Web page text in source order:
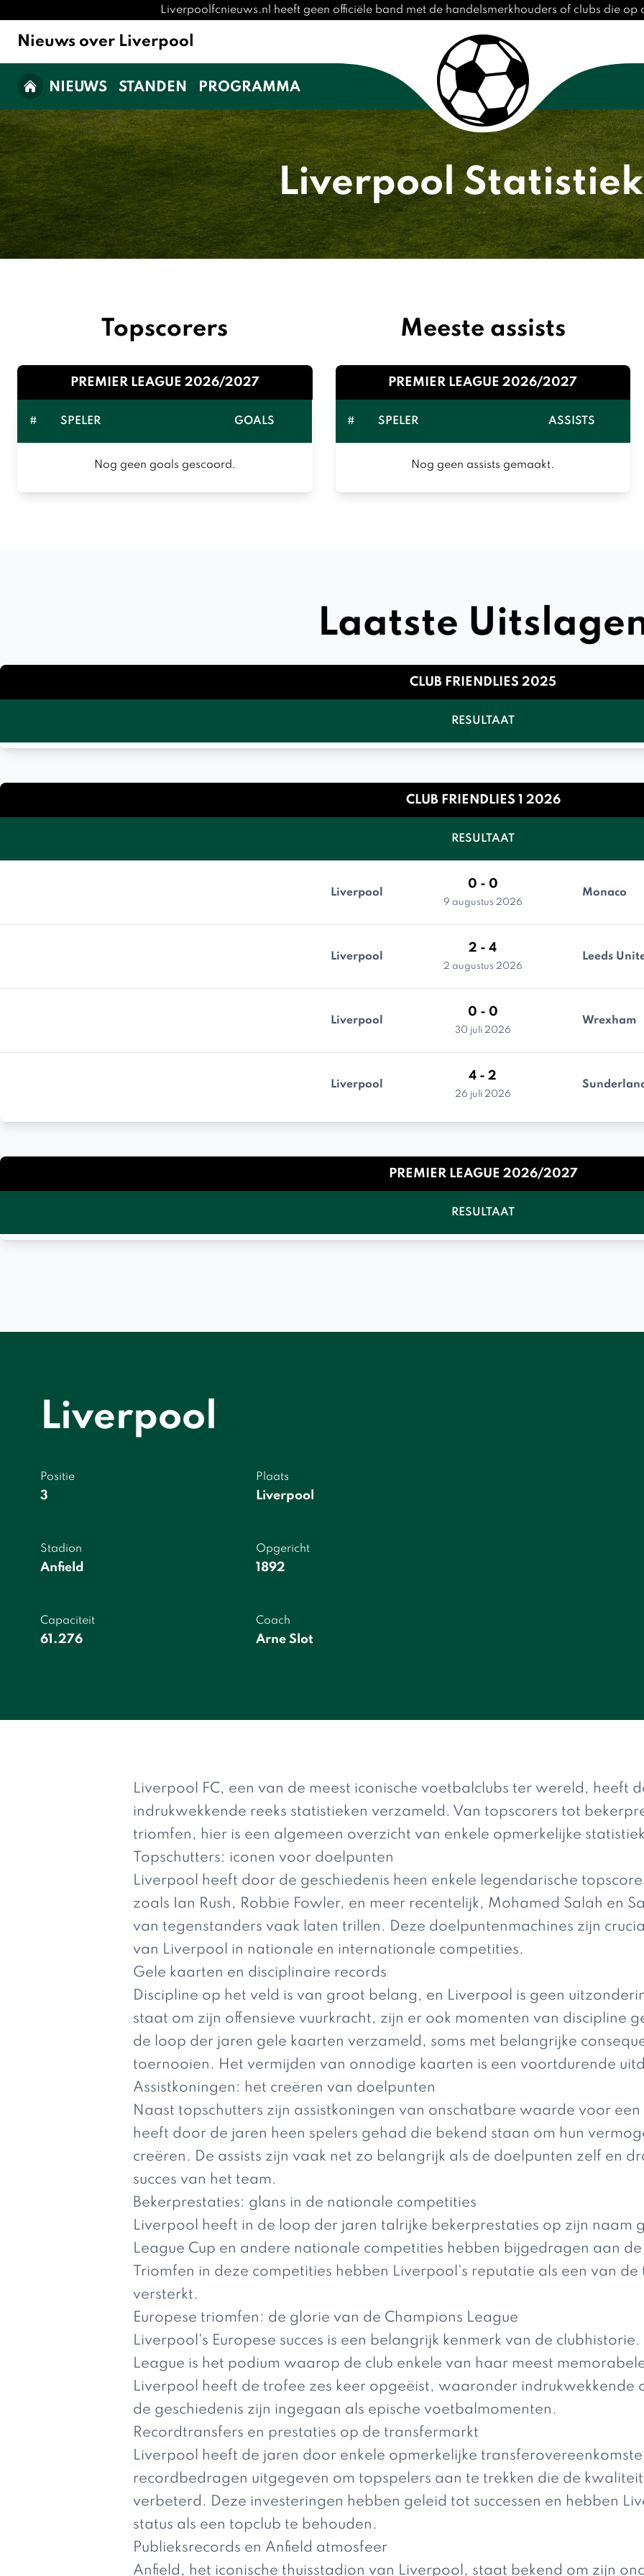
Liverpoolfcnieuws.nl heeft geen officiële band met de handelsmerkhouders of clubs die
Nieuws over Liverpool
NIEUWS STANDEN PROGRAMMA
Liverpool
Topscorers
PREMIER LEAGUE 2026/2027
# SPELER GOALS
Nog geen goals gescoord.
Meeste assists
PREMIER LEAGUE 2026/2027
# SPELER ASSISTS
Nog geen assists gemaakt.
Laatste
CLUB FRIENDLIES 2025
RESULTAAT
CLUB FRIENDLIES 1 2026
RESULTAAT
Liverpool
0 - 0
9 augustus 2026
Monaco
Liverpool
2 - 4
2 augustus 2026
Leeds
Liverpool
0 - 0
30 juli 2026
Wrexham
Liverpool
4 - 2
26 juli 2026
PREMIER LEAGUE 2026/2027
RESULTAAT
Liverpool
Positie
3
Plaats
Liverpool
Stadion
Anfield
Opgericht
1892
Capaciteit
61.276
Coach
Arne Slot
Liverpool FC, een van de meest iconische voetbalclubs ter wereld, heeft
indrukwekkende reeks statistieken verzameld. Van topscorers tot
triomfen, hier is een algemeen overzicht van enkele opmerkelijke
Topschutters: iconen voor doelpunten
Liverpool heeft door de geschiedenis heen enkele legendarische
zoals Ian Rush, Robbie Fowler, en meer recentelijk, Mohamed Salah en
van tegenstanders vaak laten trillen. Deze doelpuntenmachines zijn
van Liverpool in nationale en internationale competities.
Gele kaarten en disciplinaire records
Discipline op het veld is van groot belang, en Liverpool is geen
staat om zijn offensieve vuurkracht, zijn er ook momenten van discipline
de loop der jaren gele kaarten verzameld, soms met belangrijke
toernooien. Het vermijden van onnodige kaarten is een voortdurende
Assistkoningen: het creëren van doelpunten
Naast topschutters zijn assistkoningen van onschatbare waarde voor
heeft door de jaren heen spelers gehad die bekend staan om hun
creëren. De assists zijn vaak net zo belangrijk als de doelpunten zelf en
succes van het team.
Bekerprestaties: glans in de nationale competities
Liverpool heeft in de loop der jaren talrijke bekerprestaties op zijn naam
League Cup en andere nationale competities hebben bijgedragen aan
Triomfen in deze competities hebben Liverpool's reputatie als een van de
versterkt.
Europese triomfen: de glorie van de Champions League
Liverpool's Europese succes is een belangrijk kenmerk van de clubhistorie.
League is het podium waarop de club enkele van haar meest
Liverpool heeft de trofee zes keer opgeëist, waaronder indrukwekkende
de geschiedenis zijn ingegaan als epische voetbalmomenten.
Recordtransfers en prestaties op de transfermarkt
Liverpool heeft de jaren door enkele opmerkelijke
recordbedragen uitgegeven om topspelers aan te trekken die de
verbeterd. Deze investeringen hebben geleid tot successen en hebben
status als een topclub te behouden.
Publieksrecords en Anfield atmosfeer
Anfield, het iconische thuisstadion van Liverpool, staat bekend om zijn